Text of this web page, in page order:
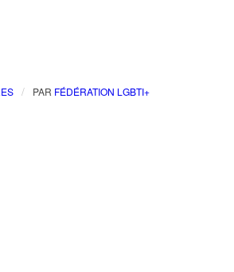
/ PAR FÉDÉRATION LGBTI+